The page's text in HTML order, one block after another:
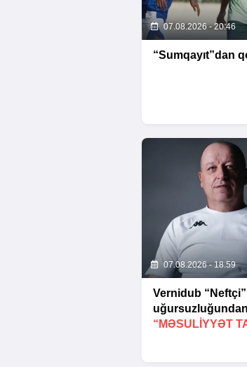
07.08.2026 - 20:46
“Sumqayıt”dan
07.08.2026 - 18:59
Vernidub
uğursuzluğundan
“MƏSULIYYƏT